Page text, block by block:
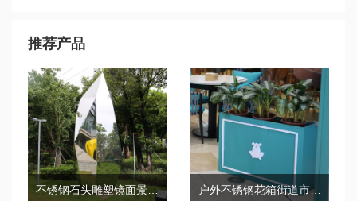
推荐产品
不锈钢石头雕塑镜面景观广场摆件 户外不锈钢花箱街道市政景观公园花盆